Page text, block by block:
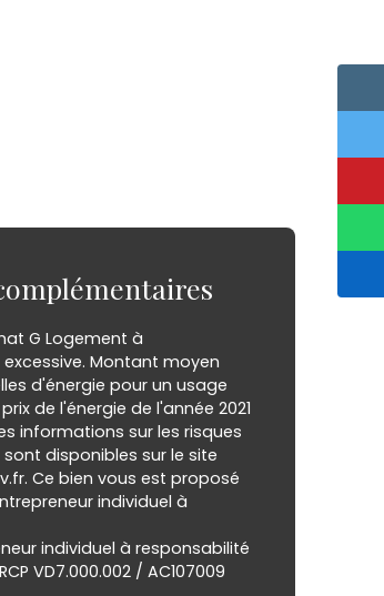
G Logement à
Montant moyen
d'énergie pour un usage
de l'énergie de l'année 2021
informations sur les risques
disponibles sur le site
Ce bien vous est proposé
individuel à
individuel à responsabilité
VD7.000.002 / AC107009